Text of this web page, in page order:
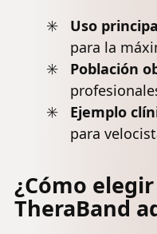
Uso
para la
Población
Ejemplo
para
¿Cómo
TheraBand